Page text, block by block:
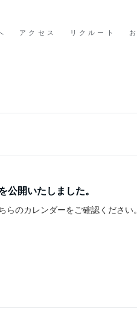
アクセス リクルート
公開いたしました。
らのカレンダーをご確認ください